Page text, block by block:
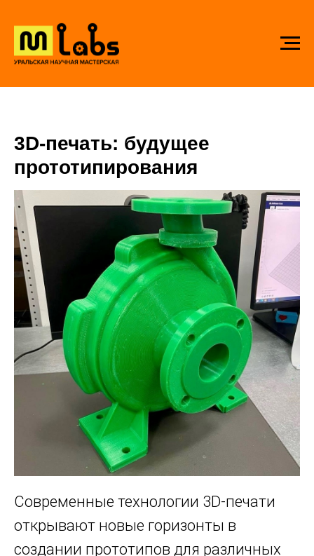
3D-печать: будущее
прототипирования
Современные технологии 3D-печати
открывают новые горизонты в
создании прототипов для различных